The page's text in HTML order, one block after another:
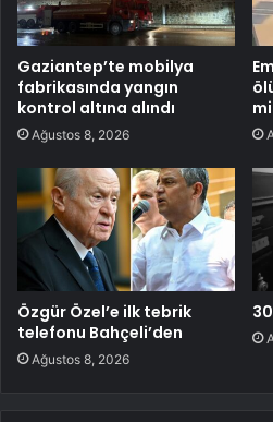
Gaziantep’te mobilya
fabrikasında yangın
kontrol altına alındı
Ağustos 8, 2026
Özgür Özel’e ilk tebrik
telefonu Bahçeli’den
Ağustos 8, 2026